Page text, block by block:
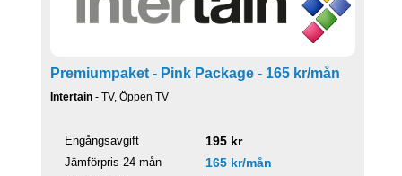
Premiumpaket - Pink Package - 165 kr/mån
Intertain - TV, Öppen TV
Engångsavgift 195 kr
Jämförpris 24 mån 165 kr/mån